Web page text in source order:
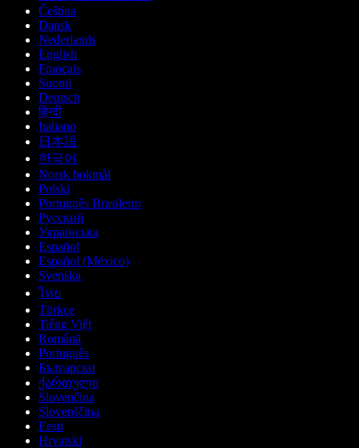
Čeština
Dansk
Nederlands
English
Français
Suomi
Deutsch
हिन्दी
Italiano
日本語
한국어
Norsk bokmål
Polski
Português Brasileiro
Русский
Українська
Español
Español (México)
Svenska
ไทย
Türkçe
Tiếng Việt
Română
Português
Български
ქართული
Slovenčina
Slovenščina
Eesti
Hrvatski